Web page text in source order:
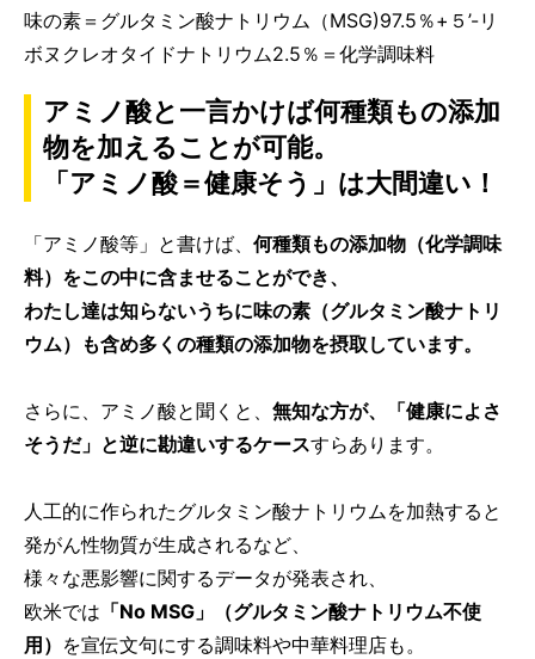
味の素＝グルタミン酸ナトリウム（MSG)97.5％+５’-リ
ボヌクレオタイドナトリウム2.5％＝化学調味料
アミノ酸と一言かけば何種類もの添加
物を加えることが可能。
「アミノ酸＝健康そう」は大間違い！
「アミノ酸等」と書けば、 何種類もの添加物（化学調味
料）をこの中に含ませることができ、
わたし達は知らないうちに味の素（グルタミン酸ナトリ
ウム）も含め多くの種類の添加物を摂取しています。
さらに、アミノ酸と聞くと、 無知な方が、「健康によさ
そうだ」と逆に勘違いするケースすらあります。
人工的に作られたグルタミン酸ナトリウムを加熱すると
発がん性物質が生成されるなど、
様々な悪影響に関するデータが発表され、
欧米では 「No MSG」（グルタミン酸ナトリウム不使
用） を宣伝文句にする調味料や中華料理店も。